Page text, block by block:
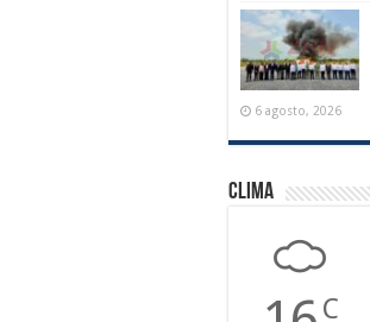
6 agosto, 2026
Clima
C